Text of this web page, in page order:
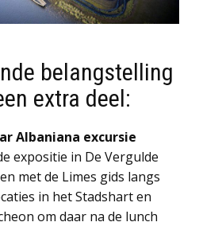
belangstelling
extra deel:
Albaniana excursie
expositie in De Vergulde
met de Limes gids langs
in het Stadshart en
om daar na de lunch